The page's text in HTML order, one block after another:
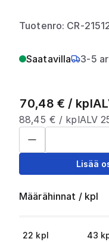
Tuotenro: CR-
Saatavilla 3-5
70,48 € / kpl
88,45 € / kplALV
Lisää
Määrähinnat / kpl
22 kpl 43